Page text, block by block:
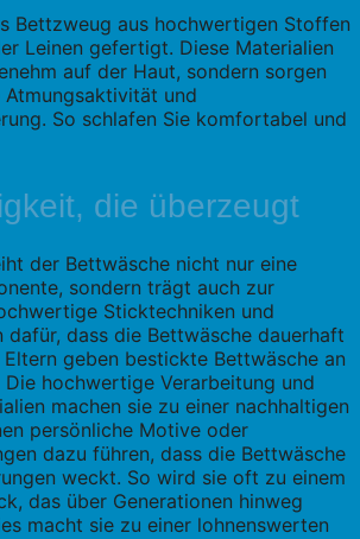
Bettzweug aus hochwertigen Stoffen
Leinen gefertigt. Diese Materialien
auf der Haut, sondern sorgen
und
So schlafen Sie komfortabel und
die überzeugt
der Bettwäsche nicht nur eine
sondern trägt auch zur
Sticktechniken und
dafür, dass die Bettwäsche dauerhaft
geben bestickte Bettwäsche an
hochwertige Verarbeitung und
machen sie zu einer nachhaltigen
persönliche Motive oder
dazu führen, dass die Bettwäsche
weckt. So wird sie oft zu einem
das über Generationen hinweg
macht sie zu einer lohnenswerten